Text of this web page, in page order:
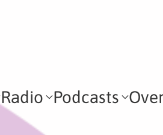
Radio Podcasts